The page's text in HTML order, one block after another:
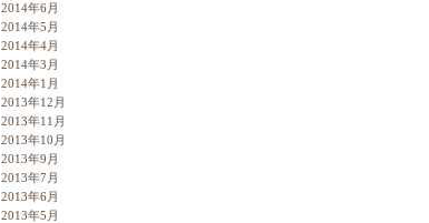
2014年6月
2014年5月
2014年4月
2014年3月
2014年1月
2013年12月
2013年11月
2013年10月
2013年9月
2013年7月
2013年6月
2013年5月